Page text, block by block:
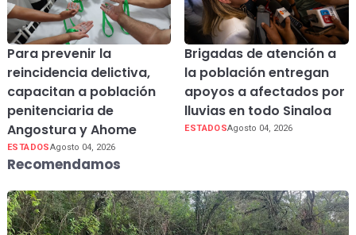
Para prevenir la
reincidencia delictiva,
capacitan a población
penitenciaria de
Angostura y Ahome
ESTADOSAgosto 04, 2026
Brigadas de atención a
la población entregan
apoyos a afectados por
lluvias en todo Sinaloa
ESTADOSAgosto 04, 2026
Recomendamos